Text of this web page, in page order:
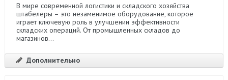
В мире современной логистики и складского хозяйства
штабелеры – это незаменимое оборудование, которое
играет ключевую роль в улучшении эффективности
складских операций. От промышленных складов до
магазинов...
Дополнительно